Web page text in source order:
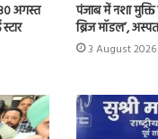
अगस्त
पंजाब में नशा
ब्रिज मॉडल’,
3 August